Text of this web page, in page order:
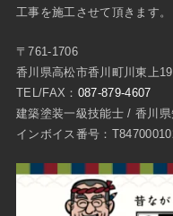
工事を施工させて頂きます。
〒761-1706
香川県高松市香川町川東上
TEL/FAX： 087-879-4607
建築塗装一級技能士 / 香川
インボイス番号：